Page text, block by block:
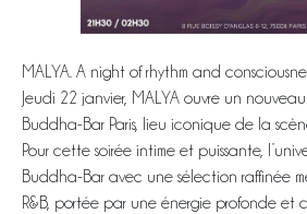
MALYA. A night of rhythm and
Jeudi 22 janvier, MALYA ouvre un
Buddha-Bar Paris, lieu iconique de la
Pour cette soirée intime et puissante,
Buddha-Bar avec une sélection raffinée
R&B, portée par une énergie profonde et